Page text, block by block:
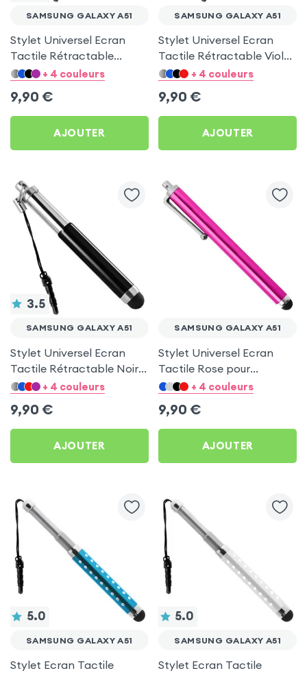
SAMSUNG GALAXY A51
Stylet Universel Ecran
Tactile Rétractable
Rouge Adaptable Jack
Galaxy A51
+ 4 couleurs
9,90 €
AJOUTER
SAMSUNG GALAXY A51
Stylet Universel Ecran
Tactile Rétractable Violet
Adaptable Jack 3.5 mm
+ 4 couleurs
9,90 €
AJOUTER
3.5
SAMSUNG GALAXY A51
Stylet Universel Ecran
Tactile Rétractable Noir
Adaptable Jack 3.5 mm
+ 4 couleurs
9,90 €
AJOUTER
SAMSUNG GALAXY A51
Stylet Universel Ecran
Tactile Rose pour
Samsung Galaxy A51
+ 4 couleurs
9,90 €
AJOUTER
5.0
SAMSUNG GALAXY A51
Stylet Ecran Tactile
5.0
SAMSUNG GALAXY A51
Stylet Ecran Tactile